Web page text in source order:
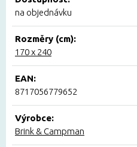
na objednávku
Rozměry (cm):
170 x 240
EAN:
8717056779652
Výrobce:
Brink & Campman